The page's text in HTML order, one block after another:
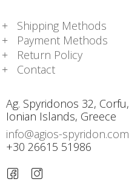
Shipping Methods
Payment Methods
Return Policy
Contact
Ag. Spyridonos 32, Corfu,
Ionian Islands, Greece
info@agios-spyridon.com
+30 26615 51986